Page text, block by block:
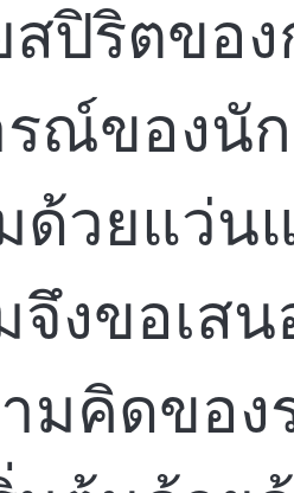
สปิริตขอ
ณ์ของนั
ด้วยแว่น
จึงขอเส
มคิดของ